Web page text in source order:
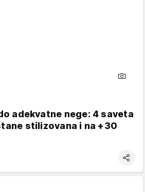
adekvatne nege: 4 saveta
stilizovana i na +30